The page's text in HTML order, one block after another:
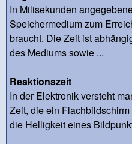
In Milisekunden
Speichermedium zum
braucht. Die Zeit ist
des Mediums sowie ...
Reaktionszeit
In der Elektronik versteht
Zeit, die ein
die Helligkeit eines